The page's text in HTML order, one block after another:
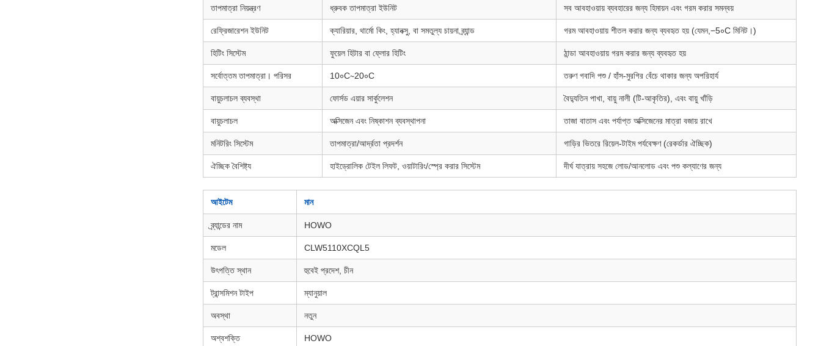
তাপমাত্রা নিয়ন্ত্রণ ধ্রুবক তাপমাত্রা ইউনিট সব আবহাওয়ায় ব্যবহারের জন্য হিমায়ন এবং গরম করার সমন্বয়
রেফ্রিজারেশন ইউনিট ক্যারিয়ার, থার্মো কিং, হ্যানক্সু, বা সমতুল্য চায়না ব্র্যান্ড গরম আবহাওয়ায় শীতল করার জন্য ব্যবহৃত হয় (যেমন,−5∘C মিনিট।)
হিটিং সিস্টেম ফুয়েল হিটার বা ফ্লোর হিটিং ঠান্ডা আবহাওয়ায় গরম করার জন্য ব্যবহৃত হয়
সর্বোত্তম তাপমাত্রা। পরিসর 10∘C∼20∘C তরুণ গবাদি পশু / হাঁস-মুরগির বেঁচে থাকার জন্য অপরিহার্য
বায়ুচলাচল ব্যবস্থা ফোর্সড এয়ার সার্কুলেশন বৈদ্যুতিন পাখা, বায়ু নালী (টি-আকৃতির), এবং বায়ু খাঁড়ি
বায়ুচলাচল অক্সিজেন এবং নিষ্কাশন ব্যবস্থাপনা তাজা বাতাস এবং পর্যাপ্ত অক্সিজেনের মাত্রা বজায় রাখে
মনিটরিং সিস্টেম তাপমাত্রা/আর্দ্রতা প্রদর্শন গাড়ির ভিতরে রিয়েল-টাইম পর্যবেক্ষণ (রেকর্ডার ঐচ্ছিক)
ঐচ্ছিক বৈশিষ্ট্য হাইড্রোলিক টেইল লিফট, ওয়াটারিং/স্প্রে করার সিস্টেম দীর্ঘ যাত্রায় সহজে লোড/আনলোড এবং পশু কল্যাণের জন্য
আইটেম মান
ব্র্যান্ডের নাম HOWO
মডেল CLW5110XCQL5
উৎপত্তি স্থান হুবেই প্রদেশ, চীন
ট্রান্সমিশন টাইপ ম্যানুয়াল
অবস্থা নতুন
অশ্বশক্তি HOWO